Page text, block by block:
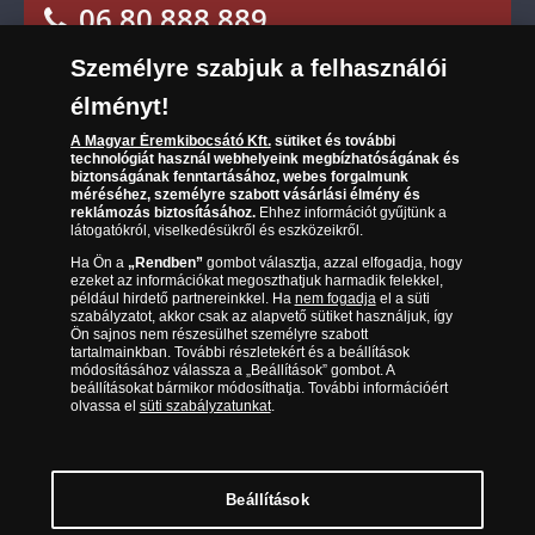
Süti (cookies)Beállítások
Társaságunkról
Az érmék és érmek ára és értéke
Gyakran ismételt kérdések
Adatkezelés
06 80 888 889
(díjmentesen hívható hétfőtől csütörtökig 9.00 és
17.00 óra között, péntekenként 9.00 és 15.00 óra
között)
Cégjegyzékszám: 01-09-957944, Adószám: 23275395-2-41 A Társaság a
Magyar Kereskedelmi Engedélyezési Hivatal Nemesfémvizsgáló és
Hitelesítő Hatóság (1089 Budapest, Bláthy Ottó utca 3-5.)
Személyre szabjuk a felhasználói
élményt!
A Magyar Éremkibocsátó Kft.sütiket és további
technológiát használ webhelyeink megbízhatóságának és
biztonságának fenntartásához, webes forgalmunk
méréséhez, személyre szabott vásárlási élmény és
reklámozás biztosításához.Ehhez információt gyűjtünk a
látogatókról, viselkedésükről és eszközeikről.
Ha Ön a „Rendben”gombot választja, azzal elfogadja, hogy
ezeket az információkat megoszthatjuk harmadik felekkel,
például hirdető partnereinkkel. Ha nem fogadjael a süti
szabályzatot, akkor csak az alapvető sütiket használjuk, így
Ön sajnos nem részesülhet személyre szabott
tartalmainkban. További részletekért és a beállítások
módosításához válassza a „Beállítások” gombot. A
beállításokat bármikor módosíthatja. További információért
olvassa el süti szabályzatunkat.
Beállítások